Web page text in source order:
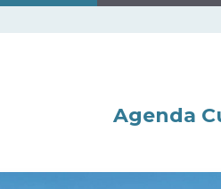
Agenda